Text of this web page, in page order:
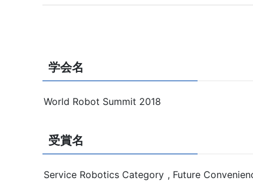
学会名
World Robot Summit 2018
受賞名
Service Robotics Category , Future